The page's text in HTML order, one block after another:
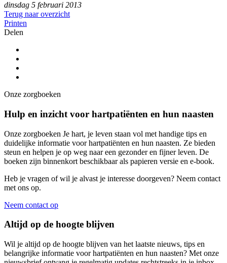
dinsdag 5 februari 2013
Terug naar overzicht
Printen
Delen
Onze zorgboeken
Hulp en inzicht voor hartpatiënten en hun naasten
Onze zorgboeken Je hart, je leven staan vol met handige tips en
duidelijke informatie voor hartpatiënten en hun naasten. Ze bieden
steun en helpen je op weg naar een gezonder en fijner leven. De
boeken zijn binnenkort beschikbaar als papieren versie en e-book.
Heb je vragen of wil je alvast je interesse doorgeven? Neem contact
met ons op.
Neem contact op
Altijd op de hoogte blijven
Wil je altijd op de hoogte blijven van het laatste nieuws, tips en
belangrijke informatie voor hartpatiënten en hun naasten? Met onze